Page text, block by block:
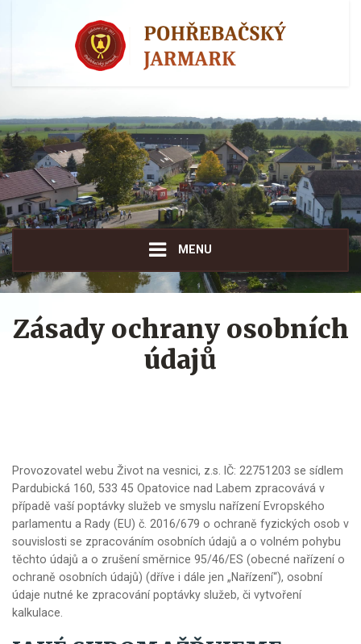
MENU
Zásady ochrany osobních
údajů
Provozovatel webu Život na vesnici, z.s. IČ: 22751203 se sídlem
Pardubická 160, 533 45 Opatovice nad Labem zpracovává v
případě vaší poptávky služeb ve smyslu nařízení Evropského
parlamentu a Rady (EU) č. 2016/679 o ochraně fyzických osob v
souvislosti se zpracováním osobních údajů a o volném pohybu
těchto údajů a o zrušení směrnice 95/46/ES (obecné nařízení o
ochraně osobních údajů) (dříve i dále jen „Nařízení“), osobní
údaje nutné ke zpracování poptávky služeb, či vytvoření
kalkulace.